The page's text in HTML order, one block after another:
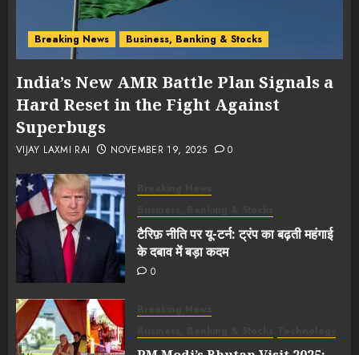
Breaking News Business, Banking & Stocks
India’s New AMR Battle Plan Signals a
Hard Reset in the Fight Against
Superbugs
VIJAY LAXMI RAI NOVEMBER 19, 2025 0
टैरिफ़ नीति पर यू-टर्न: ट्रंप का बढ़ती महंगाई
के दबाव में बड़ा कदम
0